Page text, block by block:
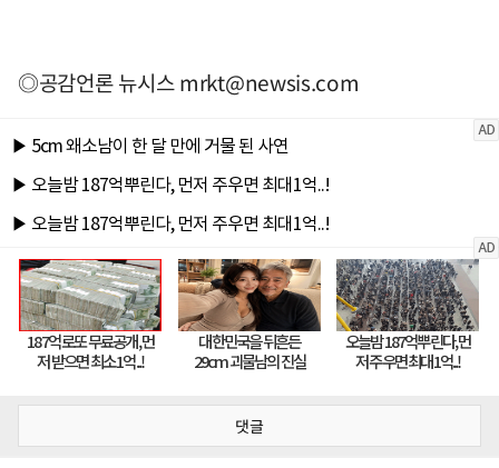
◎공감언론 뉴시스mrkt@newsis.com
댓글